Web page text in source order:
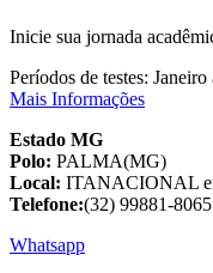
Inicie sua jornada
Períodos de testes:
Mais Informações
Estado MG
Polo: PALMA(MG)
Local: ITANACIONAL
Telefone:(32) 99881-8065
Whatsapp